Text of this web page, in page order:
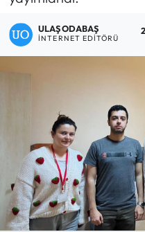
ULAŞ ODABAŞ
İNTERNET EDITÖRÜ
Çorum Son Dakika
Eğitim
Ekonomi
Güncel
Son Dakika